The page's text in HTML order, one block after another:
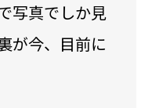
写真でしか見
が今、目前に